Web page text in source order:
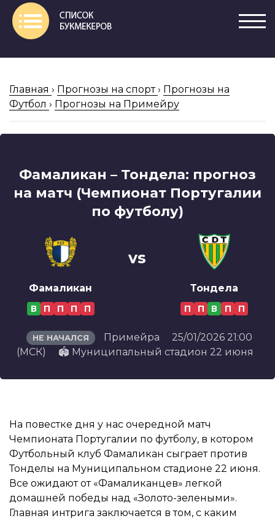
Главная › Прогнозы на спорт › Прогнозы на
Футбол › Прогнозы на Примейру
Фамаликан – Тондела: прогноз
на матч (Чемпионат Португалии
по футболу)
Фамаликан
В П П П П
vs
Тондела
П П В П П
НЕ НАЧАЛСЯ Примейра
25/01/2026 21:00
(МСК)
🏟️ Муниципальный стадион 22 июня
На повестке дня у нас очередной матч
Чемпионата Португалии по футболу, в котором
Футбольный клуб Фамаликан сыграет против
Тонделы на Муниципальном стадионе 22 июня.
Все ожидают от «Фамаликанцев» легкой
домашней победы над «Золото-зелеными».
Главная интрига заключается в том, с каким